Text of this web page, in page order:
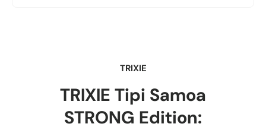
TRIXIE
TRIXIE Tipi Samoa
STRONG Edition: